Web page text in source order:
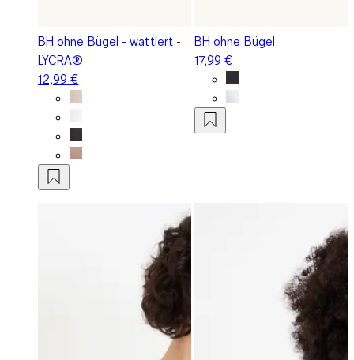
BH ohne Bügel - wattiert -
LYCRA®
12,99 €
BH ohne Bügel
17,99 €